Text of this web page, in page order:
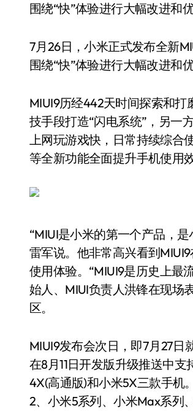
围绕“快”体验进行大幅改进和
7月26日，小米正式发布全新
围绕“快”体验进行大幅改进和
MIUI9历经442天时间探索和打
技手段打造“闪电系统”，另一
上网玩游戏快，日常持续综合
等全新功能全面提升手机使用效
“MIUI是小米的第一个产品，
雷军说。他非常高兴看到
使用体验。“MIUI9是历史上最
始人、MIUI负责人洪锋在现场
区。
MIUI9发布会次日，即7月27
在8月11日开发版升级推送中支
4X(高通版)和小米5X三款手机
2、小米5系列、小米Max系列